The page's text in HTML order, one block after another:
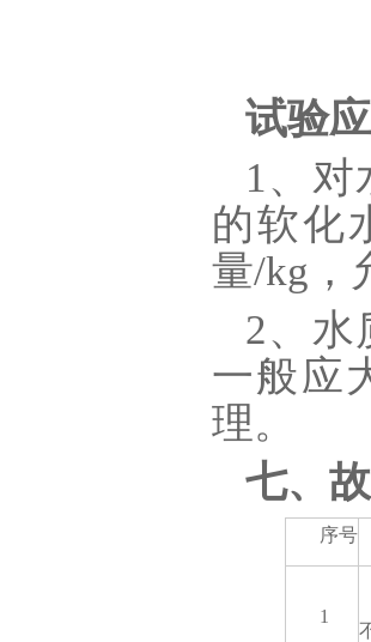
试验
1、对
的软化
量/kg，
2、水
一般应
理。
七、
序号
1